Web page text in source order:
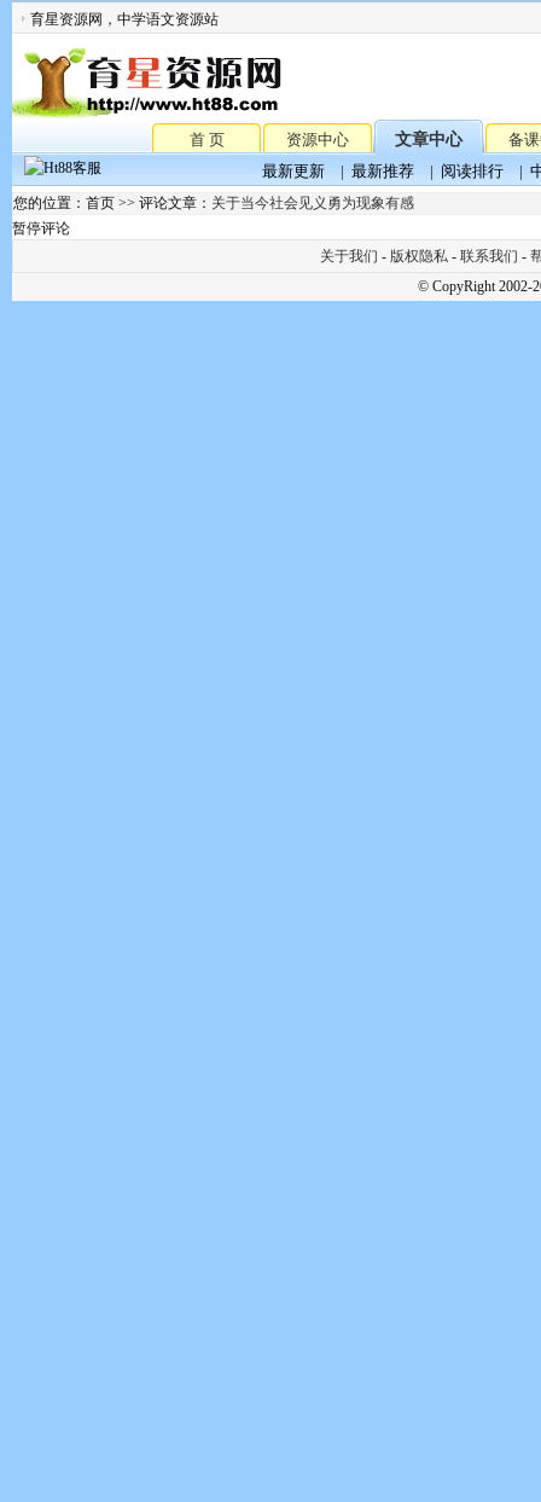
育星资源网，中学语文资源站
首 页 资源中心 文章中心
备
最新更新| 最新推荐| 阅读排行|
您的位置：首页 >> 评论文章： 关于当今社会见义勇为现象有感
暂停评论
关于我们 - 版权隐私 - 联系我们 -
© CopyRight 2002-